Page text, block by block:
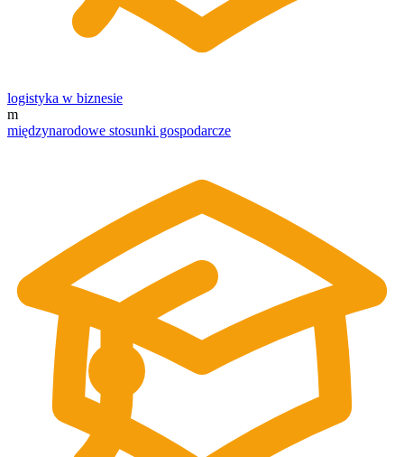
logistyka w biznesie
m
międzynarodowe stosunki gospodarcze